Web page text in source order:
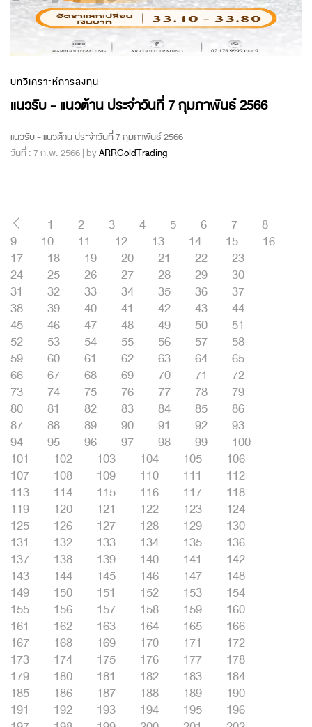
บทวิเคราะห์การลงทุน
แนวรับ - แนวต้าน ประจำวันที่ 7 กุมภาพันธ์ 2566
แนวรับ - แนวต้าน ประจำวันที่ 7 กุมภาพันธ์ 2566
วันที่ : 7 ก.พ. 2566 | byARRGoldTrading
1 2 3 4 5 6 7
8
9
10 11 12 13 14 15
16
17
18 19 20 21 22
23
24
25 26 27 28 29
30
31
32 33 34 35 36
37
38
39 40 41 42 43
44
45
46 47 48 49 50
51
52
53 54 55 56 57
58
59
60 61 62 63 64
65
66
67 68 69 70 71
72
73
74 75 76 77 78
79
80
81 82 83 84 85
86
87
88 89 90 91 92
93
94
95 96 97 98 99
100
101
102 103 104 105
106
107
108 109 110 111
112
113
114 115 116 117
118
119
120 121 122 123
124
125
126 127 128 129
130
131
132 133 134 135
136
137
138 139 140 141
142
143
144 145 146 147
148
149
150 151 152 153
154
155
156 157 158 159
160
161
162 163 164 165
166
167
168 169 170 171
172
173
174 175 176 177
178
179
180 181 182 183
184
185
186 187 188 189
190
191
192 193 194 195
196